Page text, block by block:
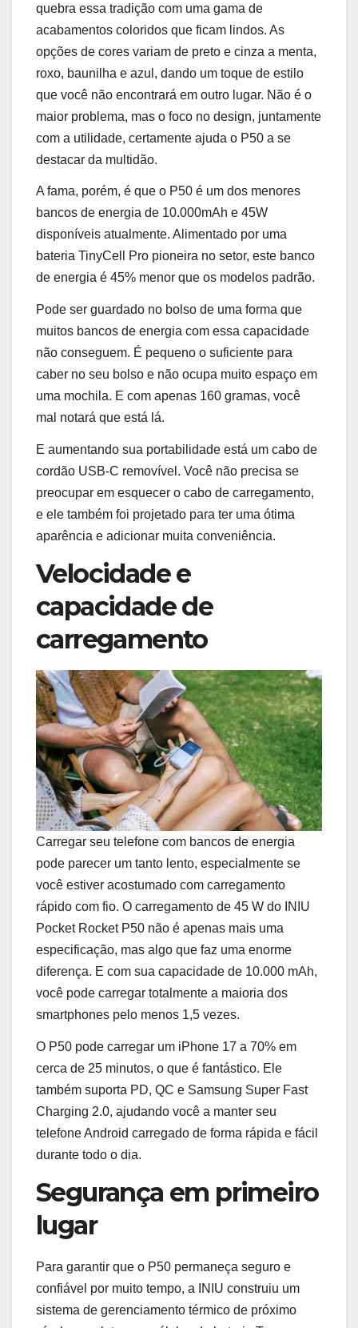
quebra essa tradição com uma gama de
acabamentos coloridos que ficam lindos. As
opções de cores variam de preto e cinza a menta,
roxo, baunilha e azul, dando um toque de estilo
que você não encontrará em outro lugar. Não é o
maior problema, mas o foco no design, juntamente
com a utilidade, certamente ajuda o P50 a se
destacar da multidão.
A fama, porém, é que o P50 é um dos menores
bancos de energia de 10.000mAh e 45W
disponíveis atualmente. Alimentado por uma
bateria TinyCell Pro pioneira no setor, este banco
de energia é 45% menor que os modelos padrão.
Pode ser guardado no bolso de uma forma que
muitos bancos de energia com essa capacidade
não conseguem. É pequeno o suficiente para
caber no seu bolso e não ocupa muito espaço em
uma mochila. E com apenas 160 gramas, você
mal notará que está lá.
E aumentando sua portabilidade está um cabo de
cordão USB-C removível. Você não precisa se
preocupar em esquecer o cabo de carregamento,
e ele também foi projetado para ter uma ótima
aparência e adicionar muita conveniência.
Velocidade e
capacidade de
carregamento
Carregar seu telefone com bancos de energia
pode parecer um tanto lento, especialmente se
você estiver acostumado com carregamento
rápido com fio. O carregamento de 45 W do INIU
Pocket Rocket P50 não é apenas mais uma
especificação, mas algo que faz uma enorme
diferença. E com sua capacidade de 10.000 mAh,
você pode carregar totalmente a maioria dos
smartphones pelo menos 1,5 vezes.
O P50 pode carregar um iPhone 17 a 70% em
cerca de 25 minutos, o que é fantástico. Ele
também suporta PD, QC e Samsung Super Fast
Charging 2.0, ajudando você a manter seu
telefone Android carregado de forma rápida e fácil
durante todo o dia.
Segurança em primeiro
lugar
Para garantir que o P50 permaneça seguro e
confiável por muito tempo, a INIU construiu um
sistema de gerenciamento térmico de próximo